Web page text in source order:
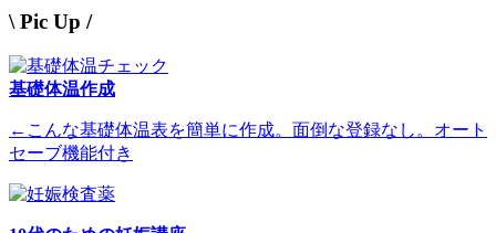
\ Pic Up /
基礎体温作成
←こんな基礎体温表を簡単に作成。面倒な登録なし。オート
セーブ機能付き